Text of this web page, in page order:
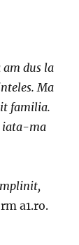
dus la
Ma
familia.
iata-ma
a1.ro.